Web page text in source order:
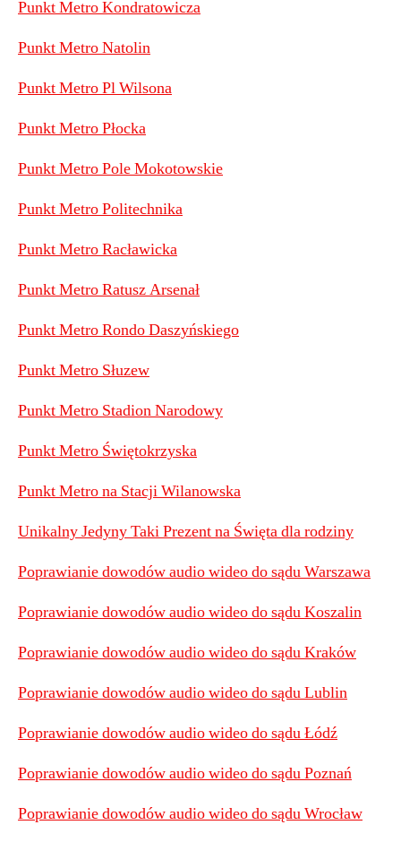
Punkt Metro Kondratowicza
Punkt Metro Natolin
Punkt Metro Pl Wilsona
Punkt Metro Płocka
Punkt Metro Pole Mokotowskie
Punkt Metro Politechnika
Punkt Metro Racławicka
Punkt Metro Ratusz Arsenał
Punkt Metro Rondo Daszyńskiego
Punkt Metro Słuzew
Punkt Metro Stadion Narodowy
Punkt Metro Świętokrzyska
Punkt Metro na Stacji Wilanowska
Unikalny Jedyny Taki Prezent na Święta dla rodziny
Poprawianie dowodów audio wideo do sądu Warszawa
Poprawianie dowodów audio wideo do sądu Koszalin
Poprawianie dowodów audio wideo do sądu Kraków
Poprawianie dowodów audio wideo do sądu Lublin
Poprawianie dowodów audio wideo do sądu Łódź
Poprawianie dowodów audio wideo do sądu Poznań
Poprawianie dowodów audio wideo do sądu Wrocław